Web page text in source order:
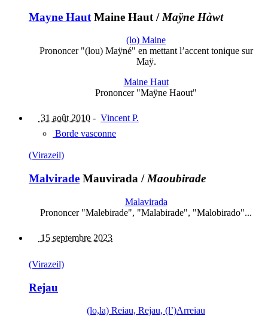
Mayne Haut Maine Haut / Maÿne Hàwt
(lo) Maine
Prononcer "(lou) Maÿné" en mettant l’accent tonique sur
Maÿ.
Maine Haut
Prononcer "Maÿne Haout"
31 août 2010 - Vincent P.
Borde vasconne
(Virazeil)
Malvirade Mauvirada / Maoubirade
Malavirada
Prononcer "Malebirade", "Malabirade", "Malobirado"...
15 septembre 2023
(Virazeil)
Rejau
(lo,la) Reiau, Rejau, (l’)Arreiau